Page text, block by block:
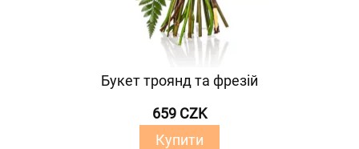
Букет троянд та фрезій
659 CZK
Купити